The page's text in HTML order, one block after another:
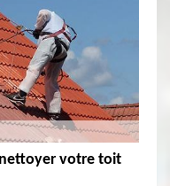
votre toit